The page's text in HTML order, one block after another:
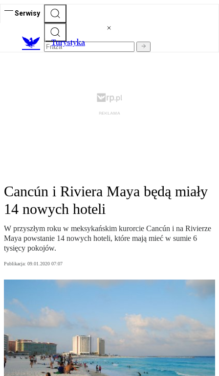
Serwisy
Turystyka
Cancún i Riviera Maya będą miały
14 nowych hoteli
W przyszłym roku w meksykańskim kurorcie Cancún i na Rivierze
Maya powstanie 14 nowych hoteli, które mają mieć w sumie 6
tysięcy pokojów.
Publikacja: 09.01.2020 07:07